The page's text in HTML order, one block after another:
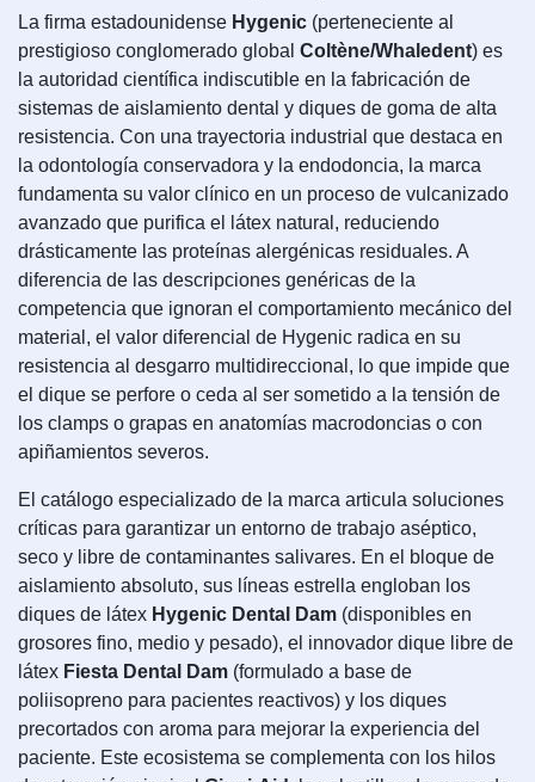
La firma estadounidense Hygenic (perteneciente al
prestigioso conglomerado global Coltène/Whaledent) es
la autoridad científica indiscutible en la fabricación de
sistemas de aislamiento dental y diques de goma de alta
resistencia. Con una trayectoria industrial que destaca en
la odontología conservadora y la endodoncia, la marca
fundamenta su valor clínico en un proceso de vulcanizado
avanzado que purifica el látex natural, reduciendo
drásticamente las proteínas alergénicas residuales. A
diferencia de las descripciones genéricas de la
competencia que ignoran el comportamiento mecánico del
material, el valor diferencial de Hygenic radica en su
resistencia al desgarro multidireccional, lo que impide que
el dique se perfore o ceda al ser sometido a la tensión de
los clamps o grapas en anatomías macrodoncias o con
apiñamientos severos.
El catálogo especializado de la marca articula soluciones
críticas para garantizar un entorno de trabajo aséptico,
seco y libre de contaminantes salivares. En el bloque de
aislamiento absoluto, sus líneas estrella engloban los
diques de látex Hygenic Dental Dam (disponibles en
grosores fino, medio y pesado), el innovador dique libre de
látex Fiesta Dental Dam (formulado a base de
poliisopreno para pacientes reactivos) y los diques
precortados con aroma para mejorar la experiencia del
paciente. Este ecosistema se complementa con los hilos